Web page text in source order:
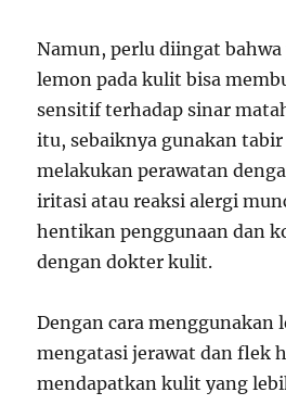
Namun, perlu diingat
lemon pada kulit bisa
sensitif terhadap sinar
itu, sebaiknya gunakan tabir
melakukan perawatan
iritasi atau reaksi alergi
hentikan penggunaan dan
dengan dokter kulit.
Dengan cara menggunakan
mengatasi jerawat dan flek
mendapatkan kulit yang